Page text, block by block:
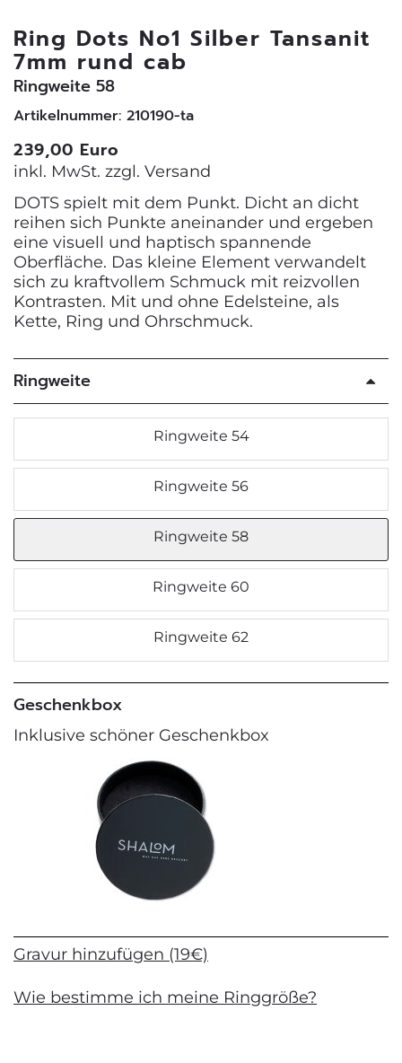
Ring Dots No1 Silber Tansanit
7mm rund cab
Ringweite 58
Artikelnummer: 210190-ta
239,00 Euro
inkl. MwSt. zzgl. Versand
DOTS spielt mit dem Punkt. Dicht an dicht
reihen sich Punkte aneinander und ergeben
eine visuell und haptisch spannende
Oberfläche. Das kleine Element verwandelt
sich zu kraftvollem Schmuck mit reizvollen
Kontrasten. Mit und ohne Edelsteine, als
Kette, Ring und Ohrschmuck.
Ringweite
Ringweite 54
Ringweite 56
Ringweite 58
Ringweite 60
Ringweite 62
Geschenkbox
Inklusive schöner Geschenkbox
Gravur hinzufügen (19€)
Wie bestimme ich meine Ringgröße?